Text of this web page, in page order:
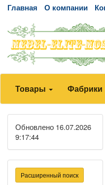
Главная О компании
Товары Фабрики
Обновлено 16.07.2026
9:17:44
Расширенный поиск